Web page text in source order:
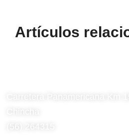
Artículos